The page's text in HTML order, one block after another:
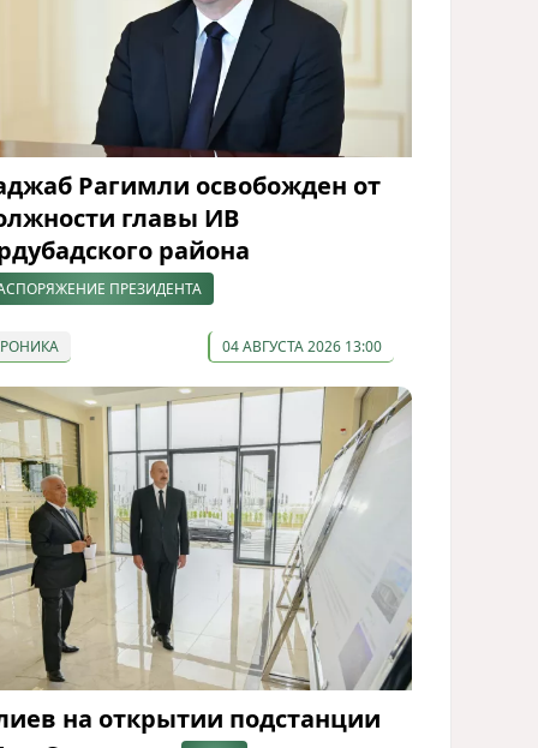
Рагимли освобожден от
главы ИВ
района
ПРЕЗИДЕНТА
04 АВГУСТА 2026 13:00
на открытии подстанции